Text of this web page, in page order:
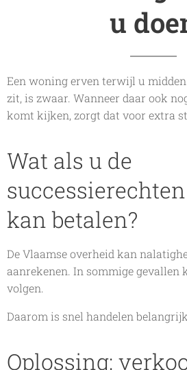
u
Een woning erven terwijl u
zit, is zwaar. Wanneer daar ook
komt kijken, zorgt dat voor extra
Wat als u de
kan betalen?
De Vlaamse overheid kan
aanrekenen. In sommige gevallen
volgen.
Daarom is snel handelen
Oplossing: